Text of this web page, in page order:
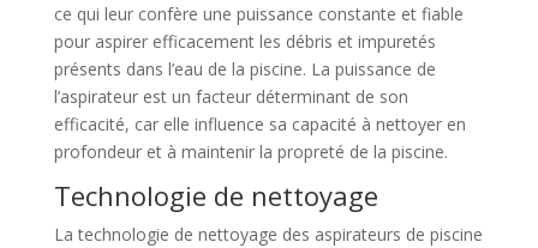
ce qui leur confère une puissance constante et fiable
pour aspirer efficacement les débris et impuretés
présents dans l’eau de la piscine. La puissance de
l’aspirateur est un facteur déterminant de son
efficacité, car elle influence sa capacité à nettoyer en
profondeur et à maintenir la propreté de la piscine.
Technologie de nettoyage
La technologie de nettoyage des aspirateurs de piscine